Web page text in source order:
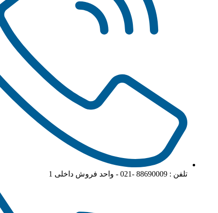
تلفن : 88690009 -021 - واحد فروش داخلی 1